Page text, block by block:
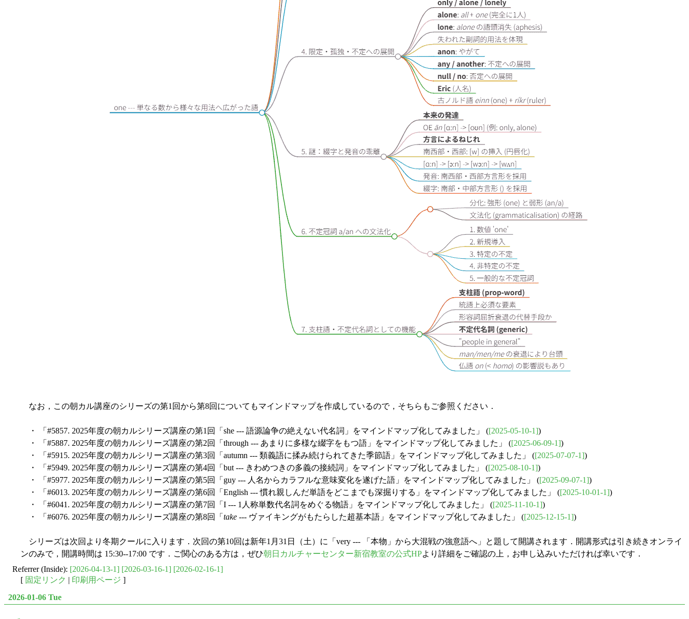
なお，この朝カル講座のシリーズの第1回から第8回についてもマインドマップを作成しているので，そちらもご参照ください．
・ 「#5857. 2025年度の朝カルシリーズ講座の第1回「she --- 語源論争の絶えない代名詞」をマインドマップ化してみました」 ([2025-05-10-1])
・ 「#5887. 2025年度の朝カルシリーズ講座の第2回「through --- あまりに多様な綴字をもつ語」をマインドマップ化してみました」 ([2025-06-09-1])
・ 「#5915. 2025年度の朝カルシリーズ講座の第3回「autumn --- 類義語に揉み続けられてきた季節語」をマインドマップ化してみました」 ([2025-07-07-1])
・ 「#5949. 2025年度の朝カルシリーズ講座の第4回「but --- きわめつきの多義の接続詞」をマインドマップ化してみました」 ([2025-08-10-1])
・ 「#5977. 2025年度の朝カルシリーズ講座の第5回「guy --- 人名からカラフルな意味変化を遂げた語」をマインドマップ化してみました」 ([2025-09-07-1])
・ 「#6013. 2025年度の朝カルシリーズ講座の第6回「English --- 慣れ親しんだ単語をどこまでも深掘りする」をマインドマップ化してみました」 ([2025-10-01-1])
・ 「#6041. 2025年度の朝カルシリーズ講座の第7回「I --- 1人称単数代名詞をめぐる物語」をマインドマップ化してみました」 ([2025-11-10-1])
・ 「#6076. 2025年度の朝カルシリーズ講座の第8回「 take --- ヴァイキングがもたらした超基本語」をマインドマップ化してみました」 ([2025-12-15-1])
シリーズは次回より冬期クールに入ります．次回の第10回は新年1月31日（土）に「very --- 「本物」から大混戦の強意語へ」と題して開講されます．開講形式は引き続きオンライ
ンのみで，開講時間は 15:30--17:00 です．ご関心のある方は，ぜひ朝日カルチャーセンター新宿教室の公式HPより詳細をご確認の上，お申し込みいただければ幸いです．
Referrer (Inside): [2026-04-13-1] [2026-03-16-1] [2026-02-16-1]
[ 固定リンク | 印刷用ページ ]
2026-01-06 Tue